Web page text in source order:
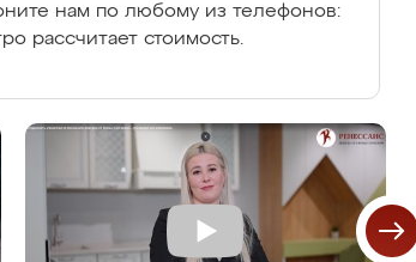
нам по любому из телефонов:
рассчитает стоимость.